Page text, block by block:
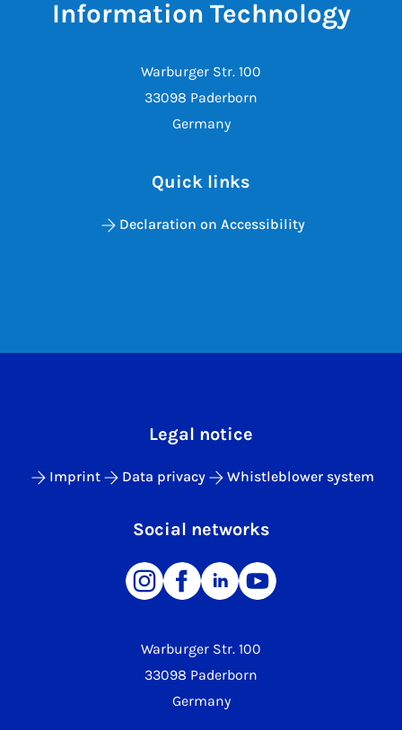
Information Technology
Warburger Str. 100
33098 Paderborn
Germany
Quick links
Declaration on Accessibility
Warburger Str. 100
33098 Paderborn
Germany
Legal notice
Imprint Data privacy Whistleblower system
Social networks